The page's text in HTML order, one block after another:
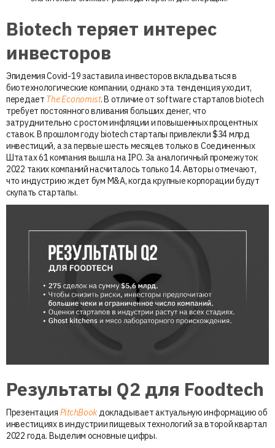
Biotech теряет интерес
инвесторов
Эпидемия Covid-19 заставила инвесторов вкладываться в
биотехнологические компании, однако эта тенденция уходит,
передает The Economist. В отличие от software стартапов biotech
требует постоянного вливания больших денег, что
затруднительно с ростом инфляции и повышенных процентных
ставок. В прошлом году biotech стартапы привлекли $34 млрд
инвестиций, а за первые шесть месяцев только в Соединенных
Штатах 61 компания вышла на IPO. За аналогичный промежуток
2022 таких компаний насчиталось только 14. Авторы отмечают,
что индустрию ждет бум M&A, когда крупные корпорации будут
скупать стартапы.
Результаты Q2 для Foodtech
Презентация PitchBookдокладывает актуальную информацию об
инвестициях в индустрии пищевых технологий за второй квартал
2022 года. Выделим основные цифры.